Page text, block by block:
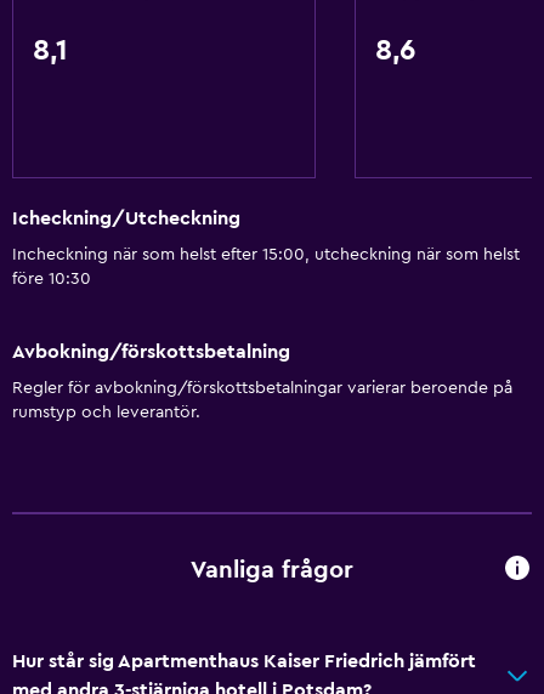
8,1 8,6
Icheckning/Utcheckning
Incheckning när som helst efter 15:00, utcheckning när som helst
före 10:30
Avbokning/förskottsbetalning
Regler för avbokning/förskottsbetalningar varierar beroende på
rumstyp och leverantör.
Vanliga frågor
Hur står sig Apartmenthaus Kaiser Friedrich jämfört
med andra 3-stjärniga hotell i Potsdam?